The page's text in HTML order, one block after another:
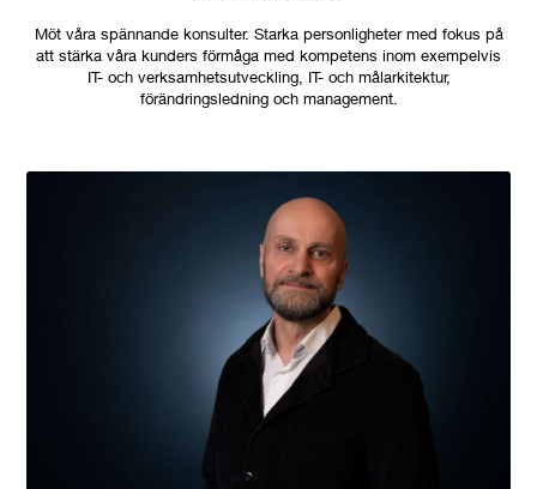
Möt våra spännande konsulter. Starka personligheter med fokus på
att stärka våra kunders förmåga med kompetens inom exempelvis
IT- och verksamhetsutveckling, IT- och målarkitektur,
förändringsledning och management.